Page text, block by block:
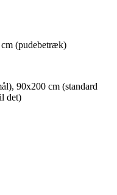
(pudebetræk)
90x200 cm (standard
det)